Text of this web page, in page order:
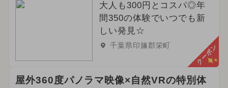
大人も300円とコスパ◎年
間350の体験でいつでも新
しい発見☆
千葉県印旛郡栄町 クーポン
屋外360度パノラマ映像×自然VRの特別体